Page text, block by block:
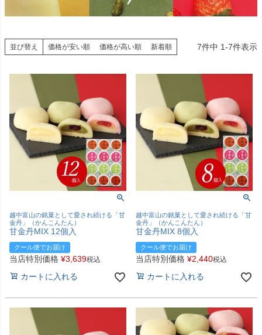
並び替え 価格が安い順 価格が高い順 新着順 7件中 1-7件表示
越中富山の銘菓として愛され続ける「甘
金丹」（かんこんたん）
甘金丹MIX 12個入
クール便でお届け
当店特別価格 ¥3,639税込
カートに入れる
越中富山の銘菓として愛され続ける「甘
金丹」（かんこんたん）
甘金丹MIX 8個入
クール便でお届け
当店特別価格 ¥2,440税込
カートに入れる